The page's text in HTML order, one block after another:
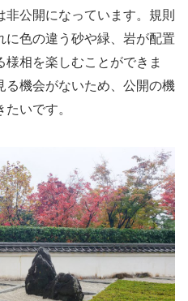
公開になっています。規則
に色の違う砂や緑、岩が配置
相を楽しむことができま
る機会がないため、公開の機
いです。